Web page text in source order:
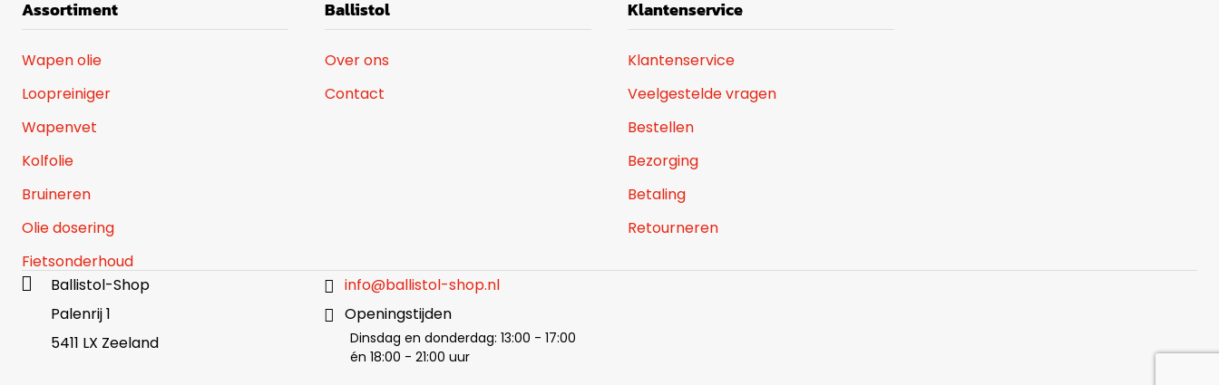
Assortiment
Wapen olie
Loopreiniger
Wapenvet
Kolfolie
Bruineren
Olie dosering
Fietsonderhoud
Ballistol
Over ons
Contact
Klantenservice
Klantenservice
Veelgestelde vragen
Bestellen
Bezorging
Betaling
Retourneren
Ballistol-Shop
Palenrij 1
5411 LX Zeeland
info@ballistol-shop.nl
Openingstijden
Dinsdag en donderdag: 13:00 - 17:00
én 18:00 - 21:00 uur